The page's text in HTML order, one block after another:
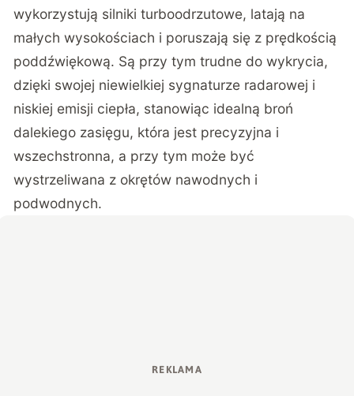
wykorzystują silniki turboodrzutowe, latają na
małych wysokościach i poruszają się z prędkością
poddźwiękową. Są przy tym trudne do wykrycia,
dzięki swojej niewielkiej sygnaturze radarowej i
niskiej emisji ciepła, stanowiąc idealną broń
dalekiego zasięgu, która jest precyzyjna i
wszechstronna, a przy tym może być
wystrzeliwana z okrętów nawodnych i
podwodnych.